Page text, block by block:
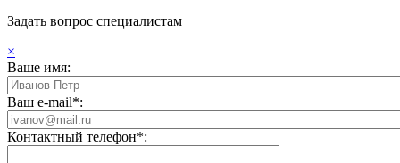
Задать вопрос специалистам
×
Ваше имя:
Ваш e-mail*:
Контактный телефон*: